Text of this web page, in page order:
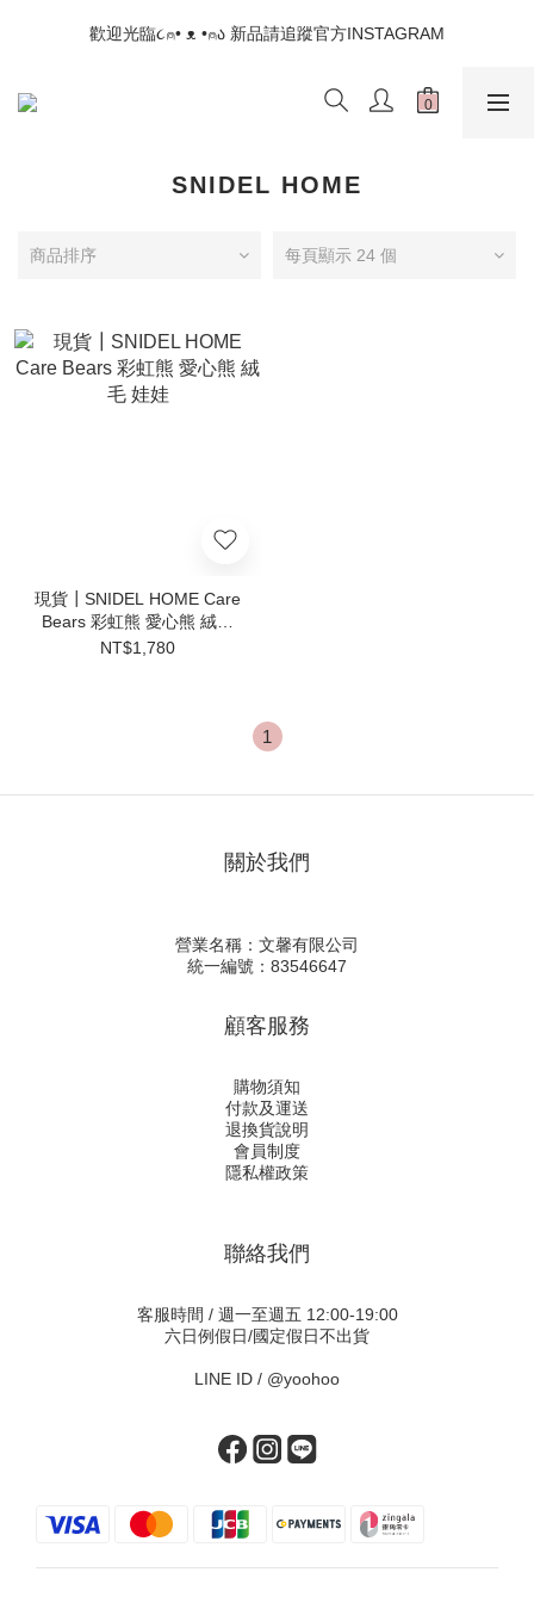
📣如果遇到結帳沒有反應，請另開瀏覽器 (不要直接從ig連結網站
下單)
歡迎光臨૮⍝• ᴥ •⍝ა 新品請追蹤官方INSTAGRAM
📣如果遇到結帳沒有反應，請另開瀏覽器 (不要直接從ig連結網站
SNIDEL HOME
商品排序 每頁顯示 24 個
現貨┃SNIDEL HOME Care
Bears 彩虹熊 愛心熊 絨毛
娃娃
NT$1,780
1
關於我們
營業名稱：文馨有限公司
統一編號：83546647
顧客服務
購物須知
付款及運送
退換貨說明
會員制度
隱私權政策
聯絡我們
客服時間 / 週一至週五 12:00-19:00
六日例假日/國定假日不出貨
LINE ID / @yoohoo